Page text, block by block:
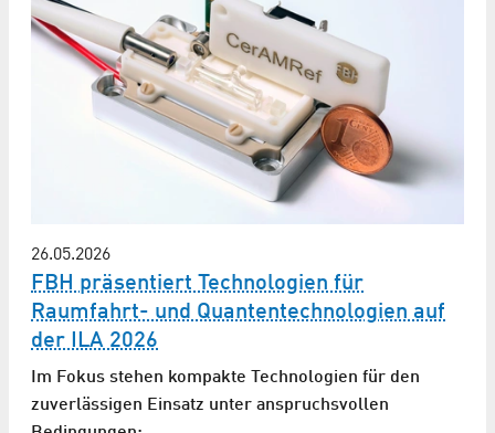
26.05.2026
FBH präsentiert Technologien für
Raumfahrt- und Quantentechnologien auf
der ILA 2026
Im Fokus stehen kompakte Technologien für den
zuverlässigen Einsatz unter anspruchsvollen